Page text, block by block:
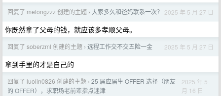
回复了 melongzzz 创建的主题 › 大家多久和爸妈联系一次？ 2025 年 5 月 27 日
你既然拿了父母的钱，就应该多孝顺父母。
回复了 soberzml 创建的主题 › 远程工作交不交五险一金 2025 年 5 月 27 日
拿到手里的才是自己的
回复了 luolin0826 创建的主题 › 25 届应届生 OFFER 选择（朋友
的 OFFER），求职场老前辈指点迷津
2025 年 5
月 16 日